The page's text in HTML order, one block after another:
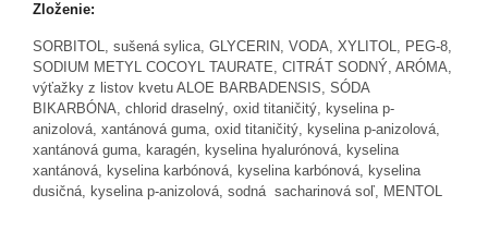
Zloženie:
SORBITOL, sušená sylica, GLYCERIN, VODA, XYLITOL, PEG-8,
SODIUM METYL COCOYL TAURATE, CITRÁT SODNÝ, ARÓMA,
výťažky z listov kvetu ALOE BARBADENSIS, SÓDA
BIKARBÓNA, chlorid draselný, oxid titaničitý, kyselina p-
anizolová, xantánová guma, oxid titaničitý, kyselina p-anizolová,
xantánová guma, karagén, kyselina hyalurónová, kyselina
xantánová, kyselina karbónová, kyselina karbónová, kyselina
dusičná, kyselina p-anizolová, sodná sacharinová soľ, MENTOL